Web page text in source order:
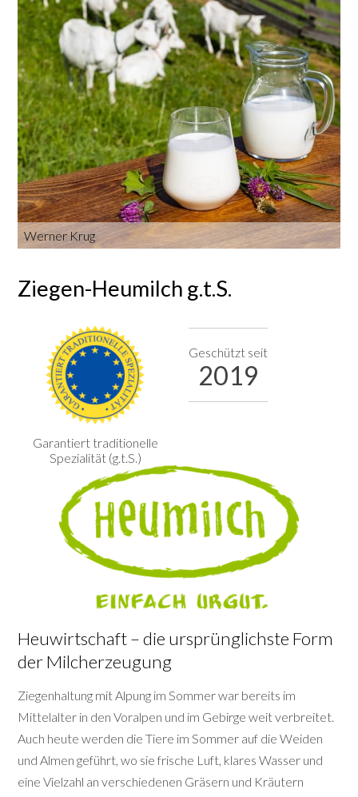
Werner Krug
Ziegen-Heumilch g.t.S.
Garantiert traditionelle
Spezialität (g.t.S.)
Geschützt seit
2019
Heuwirtschaft – die ursprünglichste Form
der Milcherzeugung
Ziegenhaltung mit Alpung im Sommer war bereits im
Mittelalter in den Voralpen und im Gebirge weit verbreitet.
Auch heute werden die Tiere im Sommer auf die Weiden
und Almen geführt, wo sie frische Luft, klares Wasser und
eine Vielzahl an verschiedenen Gräsern und Kräutern